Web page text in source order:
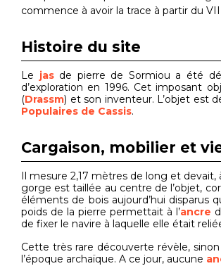
commence à avoir la trace à partir du
Histoire du site
Le jasde pierre de Sormiou a été
d’exploration en 1996. Cet imposant
(Drassm) et son inventeur. L’objet est
Populaires de Cassis.
Cargaison, mobilier et
Il mesure 2,17 mètres de long et devait,
gorge est taillée au centre de l’objet,
éléments de bois aujourd’hui disparus
poids de la pierre permettait à l’ancre
de fixer le navire à laquelle elle était
Cette très rare découverte révèle,
l’époque archaïque. A ce jour, aucune